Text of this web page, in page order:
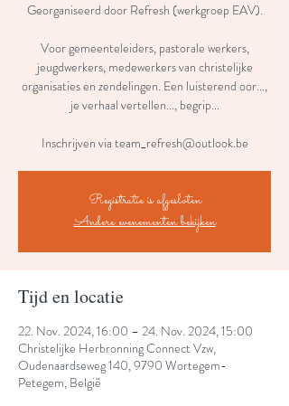
Georganiseerd door Refresh (werkgroep EAV).
Voor gemeenteleiders, pastorale werkers,
jeugdwerkers, medewerkers van christelijke
organisaties en zendelingen. Een luisterend oor...,
je verhaal vertellen..., begrip...
Inschrijven via team_refresh@outlook.be
Registratie is afgesloten
Andere evenementen bekijken
Tijd en locatie
22. Nov. 2024, 16:00 – 24. Nov. 2024, 15:00
Christelijke Herbronning Connect Vzw,
Oudenaardseweg 140, 9790 Wortegem-
Petegem, België